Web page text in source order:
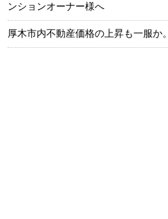
ンションオーナー様へ
厚木市内不動産価格の上昇も一服か。